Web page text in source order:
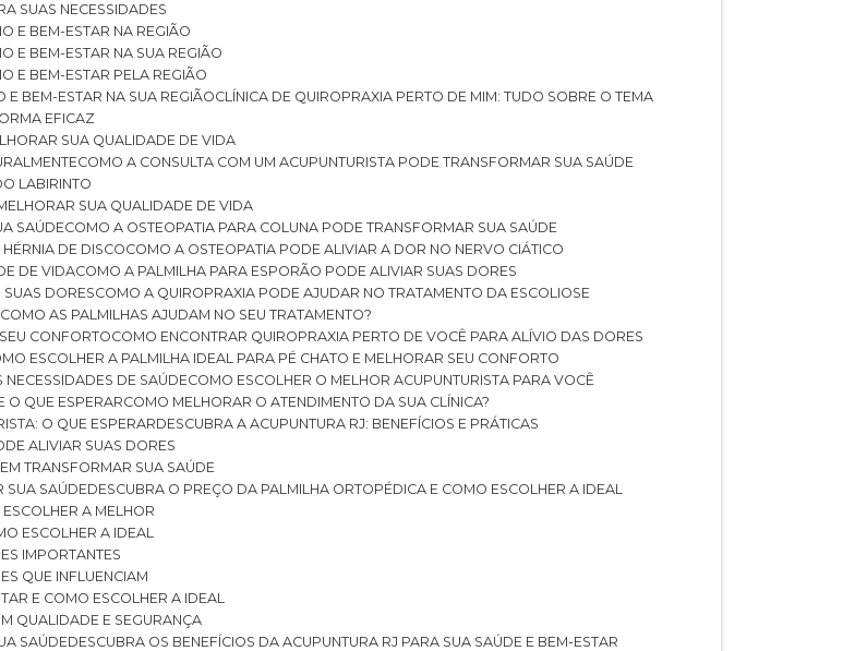
SUAS NECESSIDADES
E BEM-ESTAR NA REGIÃO
E BEM-ESTAR NA SUA REGIÃO
E BEM-ESTAR PELA REGIÃO
E BEM-ESTAR NA SUA REGIÃO
CLÍNICA DE QUIROPRAXIA PERTO DE MIM: TUDO SOBRE O TEMA
EFICAZ
SUA QUALIDADE DE VIDA
COMO A CONSULTA COM UM ACUPUNTURISTA PODE TRANSFORMAR SUA SAÚDE
LABIRINTO
SUA QUALIDADE DE VIDA
SAÚDE
COMO A OSTEOPATIA PARA COLUNA PODE TRANSFORMAR SUA SAÚDE
DE DISCO
COMO A OSTEOPATIA PODE ALIVIAR A DOR NO NERVO CIÁTICO
DE VIDA
COMO A PALMILHA PARA ESPORÃO PODE ALIVIAR SUAS DORES
SUAS DORES
COMO A QUIROPRAXIA PODE AJUDAR NO TRATAMENTO DA ESCOLIOSE
COMO AS PALMILHAS AJUDAM NO SEU TRATAMENTO?
CONFORTO
COMO ENCONTRAR QUIROPRAXIA PERTO DE VOCÊ PARA ALÍVIO DAS DORES
ESCOLHER A PALMILHA IDEAL PARA PÉ CHATO E MELHORAR SEU CONFORTO
NECESSIDADES DE SAÚDE
COMO ESCOLHER O MELHOR ACUPUNTURISTA PARA VOCÊ
O QUE ESPERAR
COMO MELHORAR O ATENDIMENTO DA SUA CLÍNICA?
O QUE ESPERAR
DESCUBRA A ACUPUNTURA RJ: BENEFÍCIOS E PRÁTICAS
ALIVIAR SUAS DORES
TRANSFORMAR SUA SAÚDE
SUA SAÚDE
DESCUBRA O PREÇO DA PALMILHA ORTOPÉDICA E COMO ESCOLHER A IDEAL
A MELHOR
ESCOLHER A IDEAL
IMPORTANTES
QUE INFLUENCIAM
E COMO ESCOLHER A IDEAL
QUALIDADE E SEGURANÇA
SAÚDE
DESCUBRA OS BENEFÍCIOS DA ACUPUNTURA RJ PARA SUA SAÚDE E BEM-ESTAR